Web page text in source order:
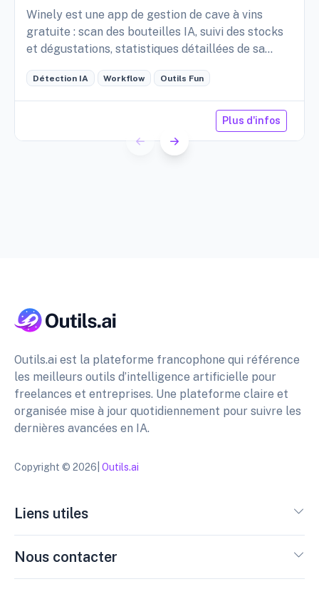
Winely est une app de gestion de cave à vins
gratuite : scan des bouteilles IA, suivi des stocks
et dégustations, statistiques détaillées de sa
Détection IA Workflow Outils Fun
Plus d'infos
Outils.ai est la plateforme francophone qui référence
les meilleurs outils d’intelligence artificielle pour
freelances et entreprises. Une plateforme claire et
organisée mise à jour quotidiennement pour suivre les
dernières avancées en IA.
Copyright © 2026| Outils.ai
Liens utiles
Nous contacter